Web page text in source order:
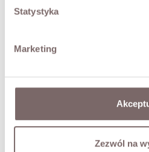
Statystyka
Marketing
Zezwól na
Brand: Lumina. Model is 173
SIZES